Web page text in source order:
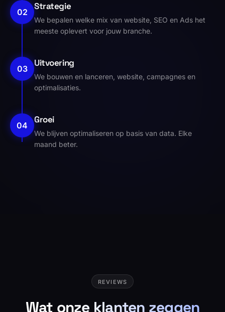
02
Strategie
We bepalen welke mix van website, SEO en Ads het
meeste oplevert voor jouw branche.
03
Uitvoering
We bouwen en lanceren, website, campagnes en
optimalisaties.
04
Groei
We blijven optimaliseren op basis van data. Elke
maand beter.
REVIEWS
Wat onze klanten zeggen